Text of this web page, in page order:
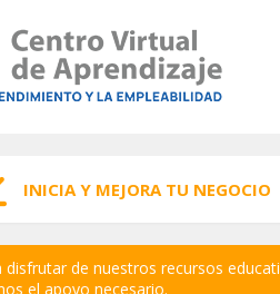
INICIA Y MEJORA TU NEGOCIO
de nuestros recursos
el apoyo necesario.